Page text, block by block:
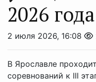
2026 года
2 июля 2026, 16:08
В Ярославле
соревнований к III